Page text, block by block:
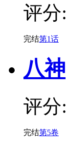
评分:
完结第1话
八神
评分:
完结第5卷